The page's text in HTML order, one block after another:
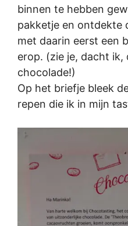
binnen te hebben
pakketje en ontdekte
met daarin eerst een
erop. (zie je, dacht ik,
chocolade!)
Op het briefje bleek
repen die ik in mijn